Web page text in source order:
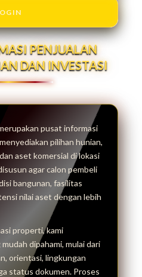
PENJUALAN
DAN INVESTASI
pusat informasi
pilihan hunian,
aset komersial di lokasi
agar calon pembeli
bangunan, fasilitas
nilai aset dengan lebih
properti, kami
dipahami, mulai dari
orientasi, lingkungan
status dokumen. Proses